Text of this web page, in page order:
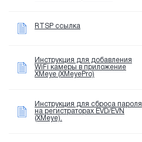
RTSP ссылка
Инструкция для добавления
WiFi камеры в приложение
XMeye (XMeyePro)
Инструкция для сброса пароля
на регистраторах EVD/EVN
(XMeye).